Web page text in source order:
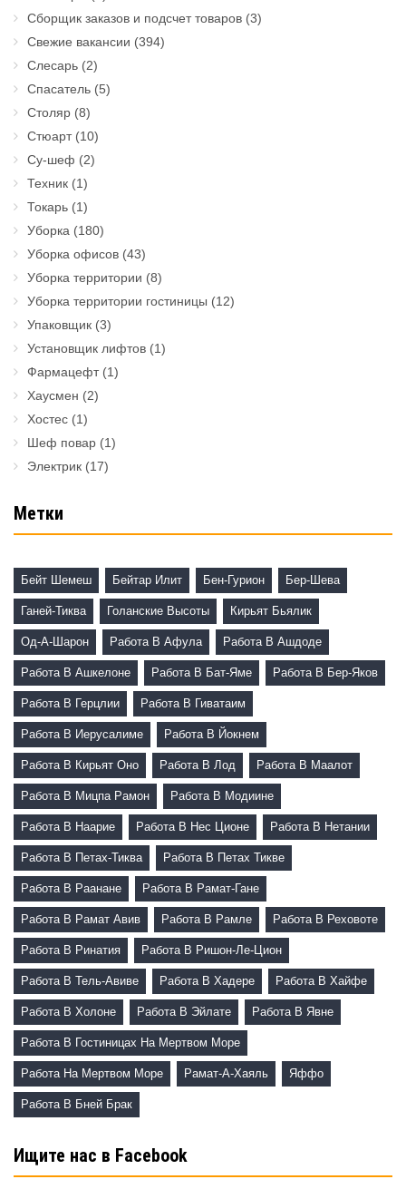
Сборщик заказов и подсчет товаров (3)
Свежие вакансии (394)
Слесарь (2)
Спасатель (5)
Столяр (8)
Стюарт(10)
Су-шеф (2)
Техник (1)
Токарь (1)
Уборка (180)
Уборка офисов (43)
Уборка территории (8)
Уборка территории гостиницы (12)
Упаковщик (3)
Установщик лифтов (1)
Фармацефт(1)
Хаусмен (2)
Хостес (1)
Шеф повар (1)
Электрик (17)
Метки
Бейт Шемеш Бейтар Илит Бен-Гурион Бер-Шева
Ганей-Тиква Голанские Высоты Кирьят Бьялик
Од-А-Шарон Работа В Афула Работа В Ашдоде
Работа В Ашкелоне Работа В Бат-Яме Работа В Бер-Яков
Работа В Герцлии Работа В Гиватаим
Работа В Иерусалиме Работа В Йокнем
Работа В Кирьят Оно Работа В Лод Работа В Маалот
Работа В Мицпа Рамон Работа В Модиине
Работа В Наарие Работа В Нес Ционе Работа В Нетании
Работа В Петах-Тиква Работа В Петах Тикве
Работа В Раанане Работа В Рамат-Гане
Работа В Рамат Авив Работа В Рамле Работа В Реховоте
Работа В Ринатия Работа В Ришон-Ле-Цион
Работа В Тель-Авиве Работа В Хадере Работа В Хайфе
Работа В Холоне Работа В Эйлате Работа В Явне
Работа В Гостиницах На Мертвом Море
Работа На Мертвом Море Рамат-А-Хаяль Яффо
Работа В Бней Брак
Ищите нас в Facebook